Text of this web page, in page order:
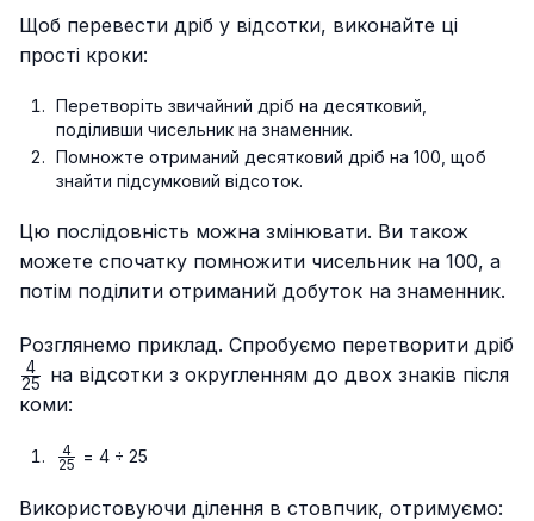
Щоб перевести дріб у відсотки, виконайте ці
прості кроки:
Перетворіть звичайний дріб на десятковий,
поділивши чисельник на знаменник.
Помножте отриманий десятковий дріб на 100, щоб
знайти підсумковий відсоток.
Цю послідовність можна змінювати. Ви також
можете спочатку помножити чисельник на 100, а
потім поділити отриманий добуток на знаменник.
Розглянемо приклад. Спробуємо перетворити дріб
\frac{4}
{25}
25
4
на відсотки з округленням до двох знаків після
коми:
\frac{4}
25
4 = 4 ÷ 25
Використовуючи ділення в стовпчик, отримуємо: